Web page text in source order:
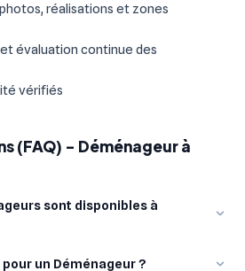
réalisations et zones
évaluation continue des
vérifiés
(FAQ) - Déménageur à
sont disponibles à
un Déménageur ?